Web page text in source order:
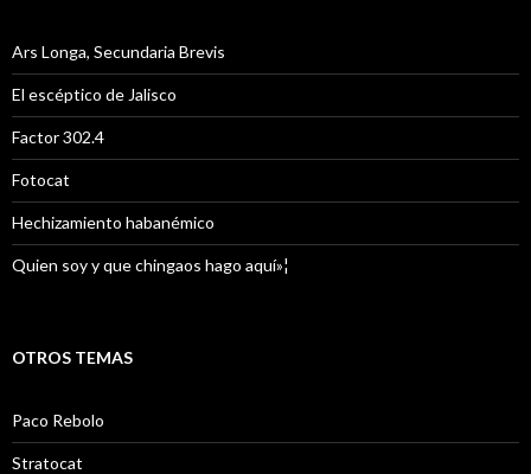
Ars Longa, Secundaria Brevis
El escéptico de Jalisco
Factor 302.4
Fotocat
Hechizamiento habanémico
Quien soy y que chingaos hago aquí»¦
OTROS TEMAS
Paco Rebolo
Stratocat